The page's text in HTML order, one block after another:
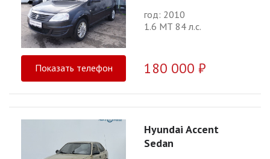
год: 2010
1.6 МТ 84 л.с.
Показать телефон 180 000 ₽
Hyundai Accent
Sedan